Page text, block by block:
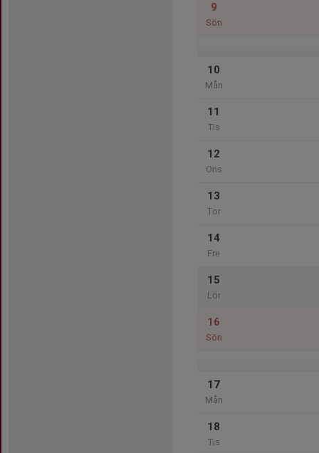
9
Sön
10
Mån
11
Tis
12
Ons
13
Tor
14
Fre
15
Lör
16
Sön
17
Mån
18
Tis